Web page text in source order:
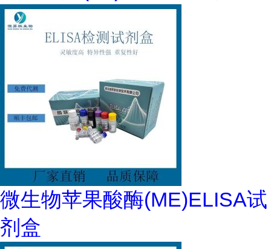
微生物苹果酸酶(ME)ELISA试
剂盒